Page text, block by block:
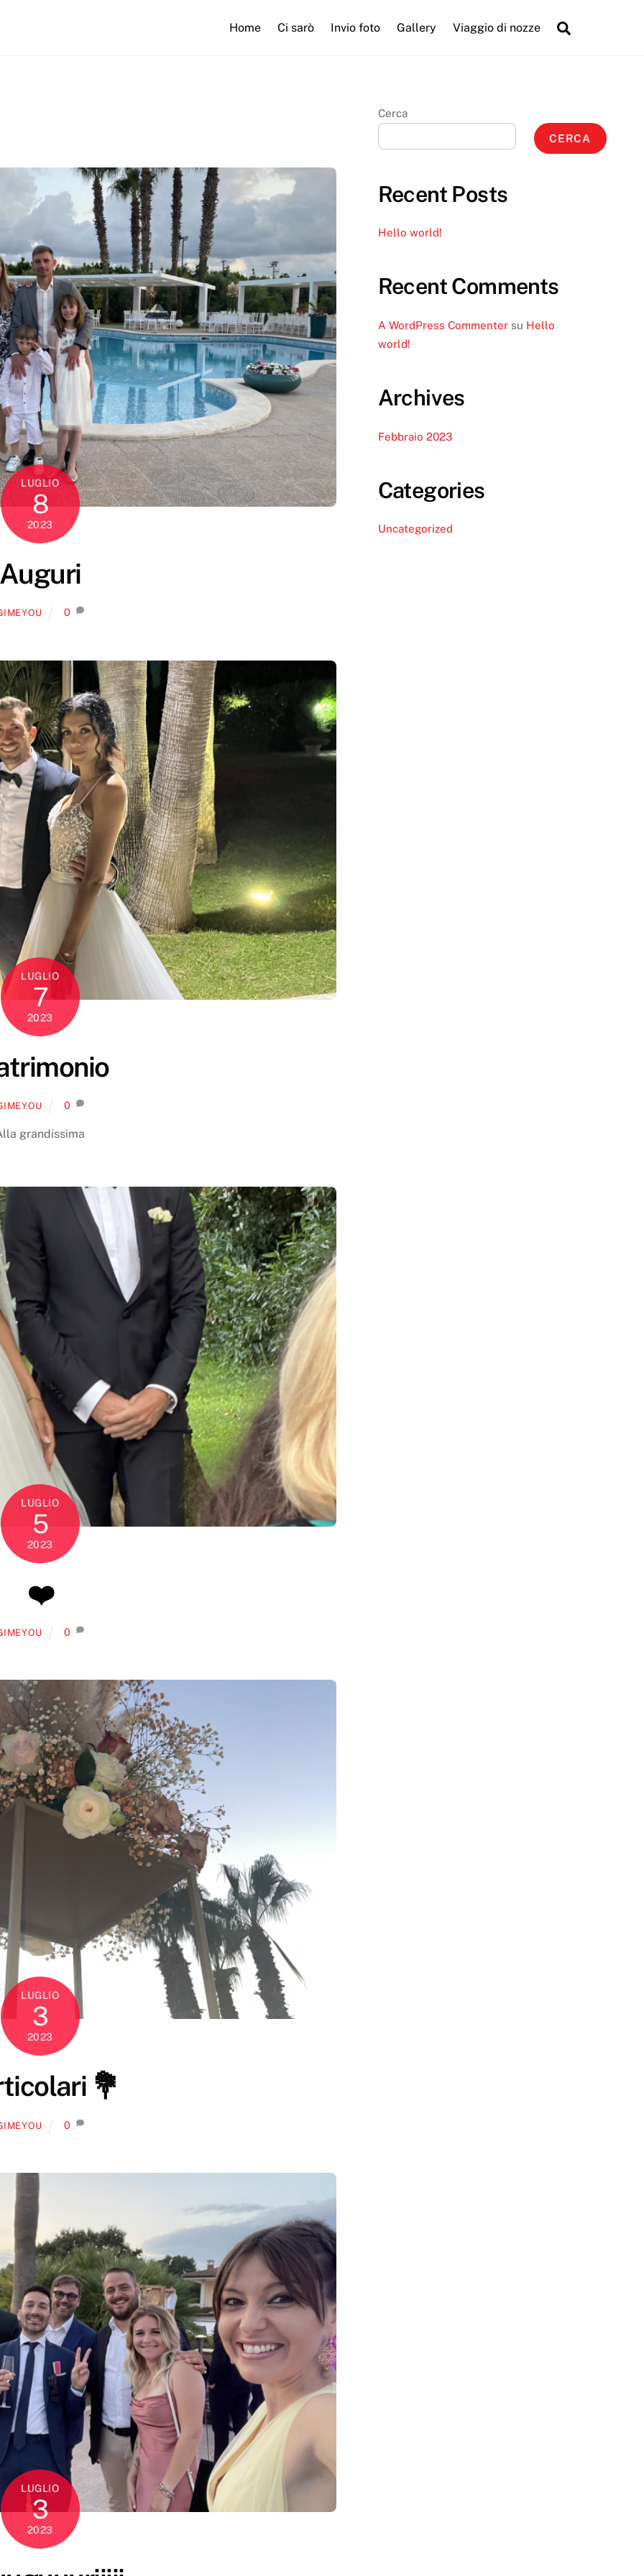
Home Ci sarò Invio foto Gallery Viaggio di nozze
LUGLIO
8
2023
0
LUGLIO
7
2023
0
grandissima
LUGLIO
5
2023
❤️
0
LUGLIO
3
2023
💐
0
LUGLIO
3
2023
Cerca
CERCA
Recent Posts
Hello world!
Recent Comments
A WordPress Commentersu Hello
world!
Archives
Febbraio 2023
Categories
Uncategorized